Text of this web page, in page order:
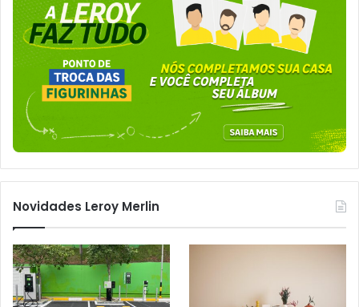
Novidades Leroy Merlin